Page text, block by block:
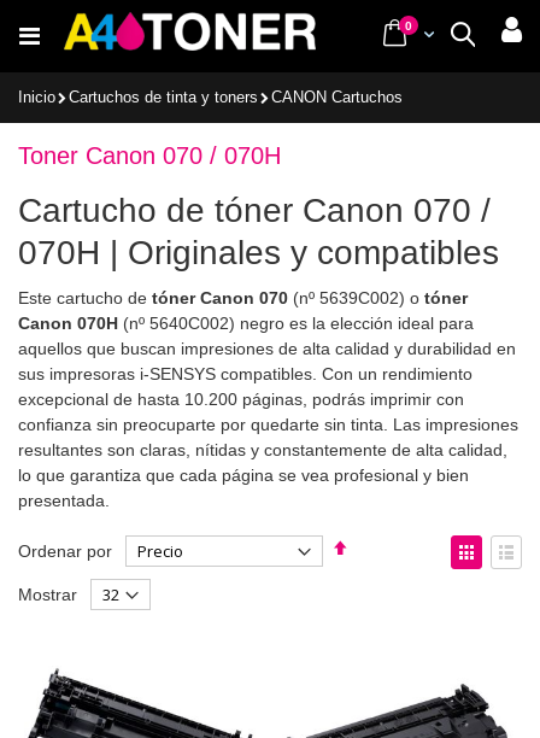
al
Buscar
Cart
0items
Inicio Cartuchos de tinta y toners CANON Cartuchos
Toner Canon 070 / 070H
Cartucho de tóner Canon 070 /
070H | Originales y compatibles
Este cartucho de tónerCanon 070 (nº 5639C002) o tóner
Canon 070H (nº 5640C002) negro es la elección ideal para
aquellos que buscan impresiones de alta calidad y durabilidad en
sus impresoras i-SENSYS compatibles. Con un rendimiento
excepcional de hasta 10.200 páginas, podrás imprimir con
confianza sin preocuparte por quedarte sin tinta. Las impresiones
resultantes son claras, nítidas y constantemente de alta calidad,
lo que garantiza que cada página se vea profesional y bien
presentada.
Ordenar por
Fijar
Ver
como
Mostrar